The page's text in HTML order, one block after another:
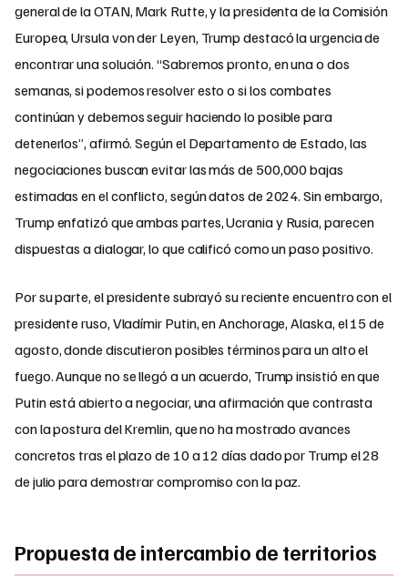
general de la OTAN, Mark Rutte, y la presidenta de la Comisión
Europea, Ursula von der Leyen, Trump destacó la urgencia de
encontrar una solución. “Sabremos pronto, en una o dos
semanas, si podemos resolver esto o si los combates
continúan y debemos seguir haciendo lo posible para
detenerlos”, afirmó. Según el Departamento de Estado, las
negociaciones buscan evitar las más de 500,000 bajas
estimadas en el conflicto, según datos de 2024. Sin embargo,
Trump enfatizó que ambas partes, Ucrania y Rusia, parecen
dispuestas a dialogar, lo que calificó como un paso positivo.
Por su parte, el presidente subrayó su reciente encuentro con el
presidente ruso, Vladímir Putin, en Anchorage, Alaska, el 15 de
agosto, donde discutieron posibles términos para un alto el
fuego. Aunque no se llegó a un acuerdo, Trump insistió en que
Putin está abierto a negociar, una afirmación que contrasta
con la postura del Kremlin, que no ha mostrado avances
concretos tras el plazo de 10 a 12 días dado por Trump el 28
de julio para demostrar compromiso con la paz.
Propuesta de intercambio de territorios